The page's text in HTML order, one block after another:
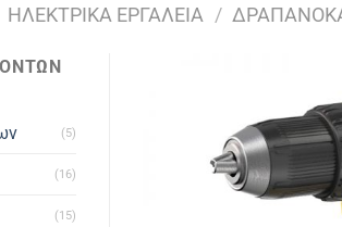
ΗΛΕΚΤΡΙΚΆ ΕΡΓΑΛΕΊΑ /
(5)
(16)
(15)